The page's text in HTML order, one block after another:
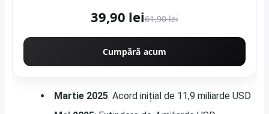
39,90 lei61,90 lei
Cumpără acum
Martie 2025: Acord inițial de 11,9 miliarde USD